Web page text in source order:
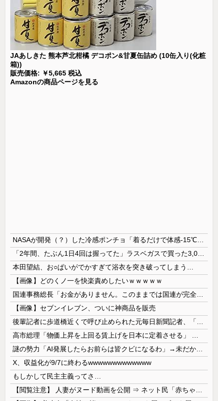
JAあしきた 熊本芦北柑橘 デコポン&甘夏缶詰め (10缶入り(化粧
箱))
販売価格: ￥5,665 税込
Amazonの商品ページを見る
本田望結、お○ぱいがでかすぎて浴衣を突き破ってしまう…
【画像】どのくノ一を快楽責めしたいｗｗｗｗｗ
【画像】セブンイレブン、ついに神商品を販売
X、収益化が9/7に終わるwwwwwwwwwwwww
もしかして民主主義ってさ…